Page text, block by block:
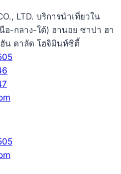
LTD. บริการนำเที่ยวใน
อ-กลาง-ใต้) ฮานอย ซาปา ฮา
ฮัน ดาลัด โฮจิมินห์ซิตี้